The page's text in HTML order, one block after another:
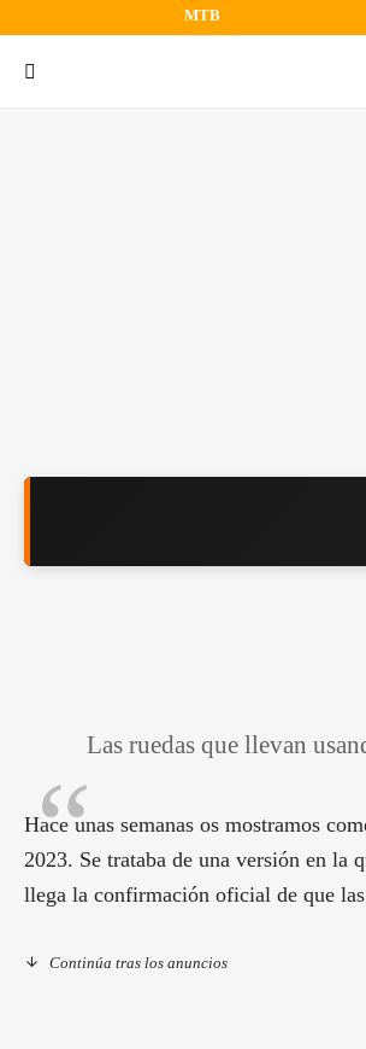
MTB
Las ruedas que llevan
Hace unas semanas os mostramos
2023. Se trataba de una versión en la
llega la confirmación oficial de que las
Continúa tras los anuncios